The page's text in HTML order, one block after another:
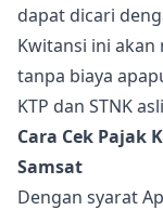
dapat dicari
Kwitansi ini
tanpa biaya
KTP dan STNK
Cara Cek Pajak
Samsat
Dengan syarat